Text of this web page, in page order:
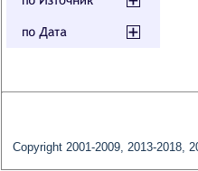
Copyright 2001-2009, 2013-2018,